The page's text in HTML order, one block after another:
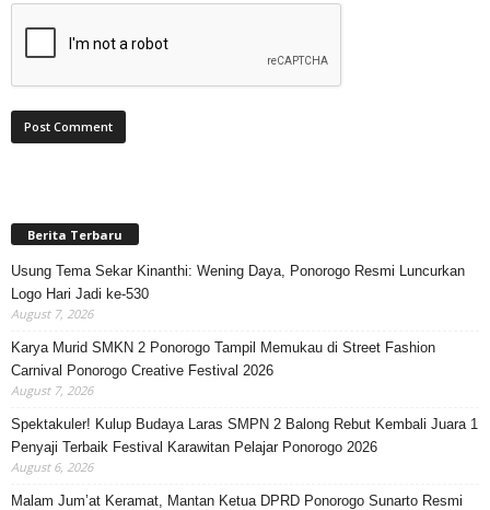
Berita Terbaru
Usung Tema Sekar Kinanthi: Wening Daya, Ponorogo Resmi Luncurkan
Logo Hari Jadi ke-530
August 7, 2026
Karya Murid SMKN 2 Ponorogo Tampil Memukau di Street Fashion
Carnival Ponorogo Creative Festival 2026
August 7, 2026
Spektakuler! Kulup Budaya Laras SMPN 2 Balong Rebut Kembali Juara 1
Penyaji Terbaik Festival Karawitan Pelajar Ponorogo 2026
August 6, 2026
Malam Jum’at Keramat, Mantan Ketua DPRD Ponorogo Sunarto Resmi